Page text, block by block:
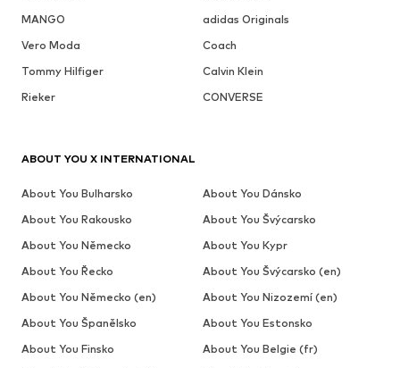
MANGO
adidas Originals
Vero Moda
Coach
Tommy Hilfiger
Calvin Klein
Rieker
CONVERSE
ABOUT YOU X INTERNATIONAL
About You Bulharsko
About You Dánsko
About You Rakousko
About You Švýcarsko
About You Německo
About You Kypr
About You Řecko
About You Švýcarsko (en)
About You Německo (en)
About You Nizozemí (en)
About You Španělsko
About You Estonsko
About You Finsko
About You Belgie (fr)